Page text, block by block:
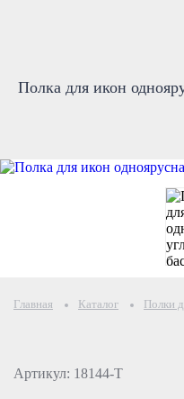
Полка для икон
Главная Каталог Полки
Артикул: 18144-Т